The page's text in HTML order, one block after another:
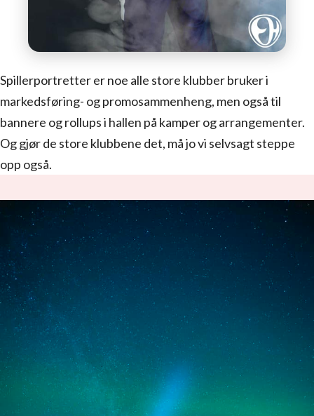
Spillerportretter er noe alle store klubber bruker i
markedsføring- og promosammenheng, men også til
bannere og rollups i hallen på kamper og arrangementer.
Og gjør de store klubbene det, må jo vi selvsagt steppe
opp også.